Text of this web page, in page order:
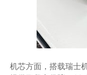
机芯方面，搭载瑞士